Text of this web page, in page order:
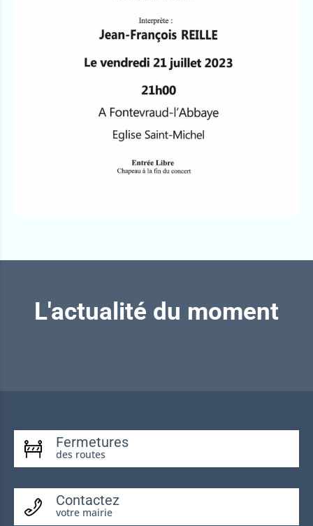
L'actualité du moment
Fermetures
des routes
Contactez
votre mairie